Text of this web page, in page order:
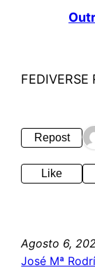
FEDIVERSE
Repost
Like
Agosto 6,
José Mª